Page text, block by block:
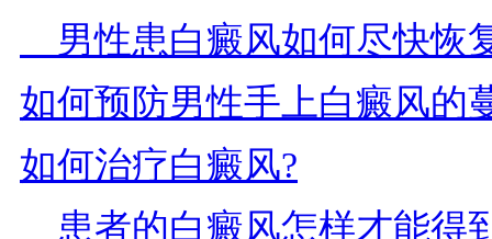
男性患白癜风如何尽快恢
如何预防男性手上白癜风的
如何治疗白癜风?
患者的白癜风怎样才能得